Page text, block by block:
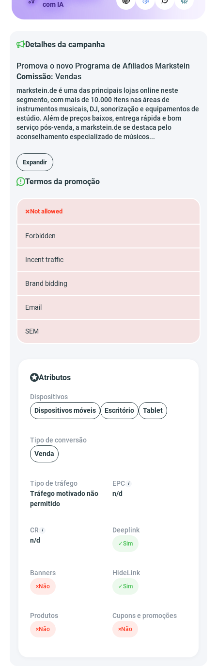
com IA
Detalhes da campanha
Promova o novo Programa de Afiliados Markstein
Comissão: Vendas
markstein.de é uma das principais lojas online neste
segmento, com mais de 10.000 itens nas áreas de
instrumentos musicais, DJ, sonorização e equipamentos de
estúdio. Além de preços baixos, entrega rápida e bom
serviço pós-venda, a markstein.de se destaca pelo
aconselhamento especializado de músicos...
Expandir
Termos da promoção
×Not allowed
Forbidden
Incent traffic
Brand bidding
Email
SEM
Atributos
Dispositivos
Dispositivos móveis
Escritório Tablet
Tipo de conversão
Venda
Tipo de tráfego
Tráfego motivado não
permitido
EPC
n/d
CR
n/d
Deeplink
✓Sim
Banners
×Não
HideLink
✓Sim
Produtos
×Não
Cupons e promoções
×Não